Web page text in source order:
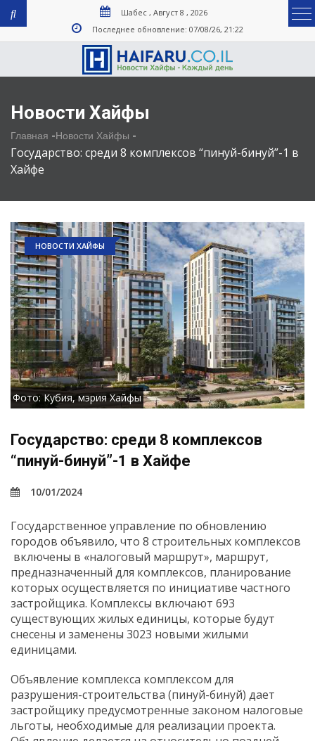
Шабес , Август 8 , 2026
Последнее обновление: 07/08/26, 21:22
Новости Хайфы
Главная -Новости Хайфы -
Государство: среди 8 комплексов “пинуй-бинуй”-1 в
Хайфе
НОВОСТИ ХАЙФЫ
Фото: Кубия, мэрия Хайфы
Государство: среди 8 комплексов
“пинуй-бинуй”-1 в Хайфе
10/01/2024
Государственное управление по обновлению
городов объявило, что 8 строительных комплексов
включены в «налоговый маршрут», маршрут,
предназначенный для комплексов, планирование
которых осуществляется по инициативе частного
застройщика. Комплексы включают 693
существующих жилых единицы, которые будут
снесены и заменены 3023 новыми жилыми
единицами.
Объявление комплекса комплексом для
разрушения-строительства (пинуй-бинуй) дает
застройщику предусмотренные законом налоговые
льготы, необходимые для реализации проекта.